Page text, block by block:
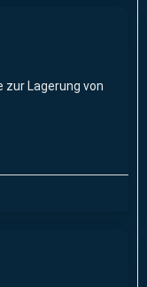
zur Lagerung von